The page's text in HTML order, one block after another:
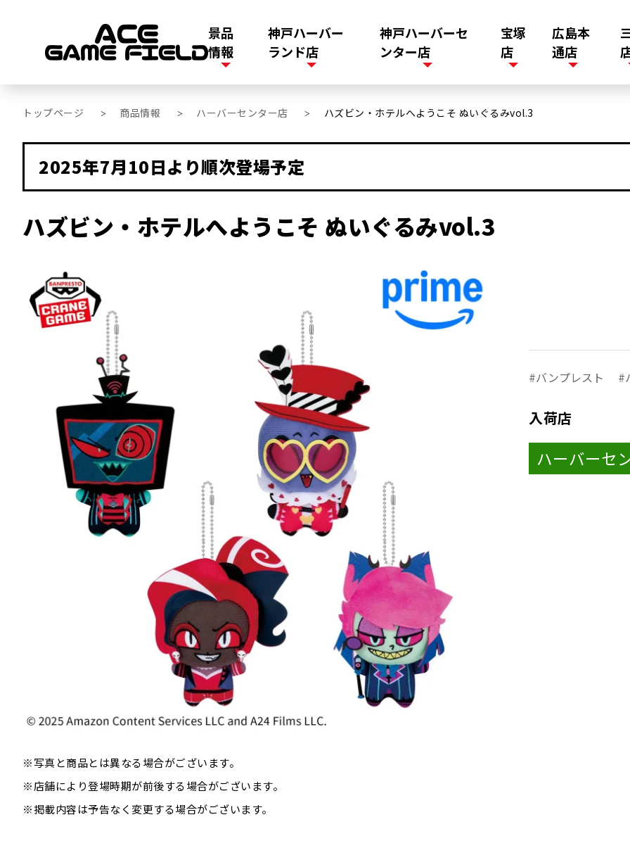
景品
情報
神戸ハーバー
ランド店
神戸ハーバーセ
ンター店
宝塚
店
広島本
通店
トップページ > 商品情報 > ハーバーセンター店 > ハズビン・ホテルへようこそ ぬいぐるみvol.3
2025年7月10日より順次登場予定
ハズビン・ホテルへようこそ ぬいぐるみvol.3
※写真と商品とは異なる場合がございます。
※店舗により登場時期が前後する場合がございます。
※掲載内容は予告なく変更する場合がございます。
バンプレスト
入荷店
ハーバーセ